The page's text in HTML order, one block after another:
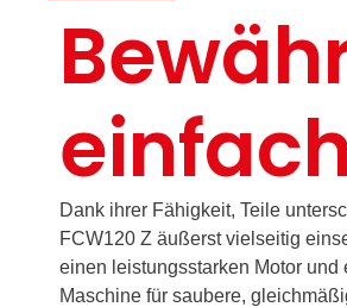
Dank ihrer Fähigkeit, Teile
FCW120 Z äußerst vielseitig
einen leistungsstarken Motor
Maschine für saubere,